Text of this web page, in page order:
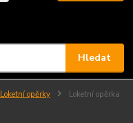
Hledat
Loketní opěrky
Loketní opěrka